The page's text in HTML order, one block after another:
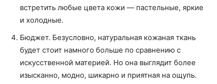
встретить любые цвета кожи — пастельные, яркие
и холодные.
Бюджет. Безусловно, натуральная кожаная ткань
будет стоит намного больше по сравнению с
искусственной материей. Но она выглядит более
изысканно, модно, шикарно и приятная на ощупь.